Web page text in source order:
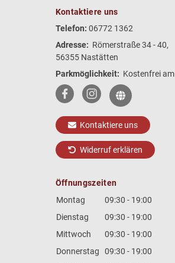
Kontaktiere uns
Telefon: 06772 1362
Adresse: Römerstraße 34 - 40,
56355 Nastätten
Parkmöglichkeit: Kostenfrei
Kontaktiere uns
Widerruf erklären
Öffnungszeiten
Montag
09:30 - 19:00
Dienstag
09:30 - 19:00
Mittwoch
09:30 - 19:00
Donnerstag
09:30 - 19:00